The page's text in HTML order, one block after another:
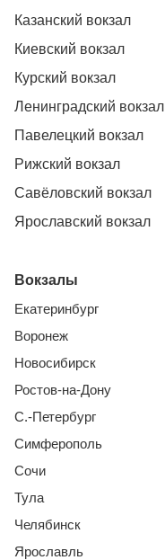
Казанский вокзал
Киевский вокзал
Курский вокзал
Ленинградский вокзал
Павелецкий вокзал
Рижский вокзал
Савёловский вокзал
Ярославский вокзал
Вокзалы
Екатеринбург
Воронеж
Новосибирск
Ростов-на-Дону
С.-Петербург
Симферополь
Сочи
Тула
Челябинск
Ярославль